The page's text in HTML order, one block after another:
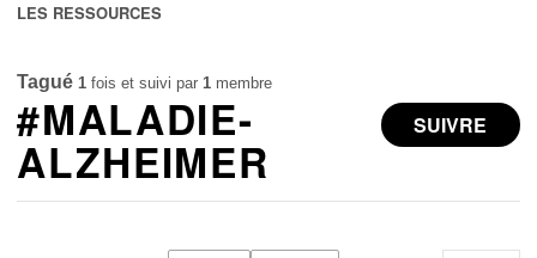
LES RESSOURCES
Tagué 1 fois et suivi par 1 membre
SUIVRE
#MALADIE-
ALZHEIMER